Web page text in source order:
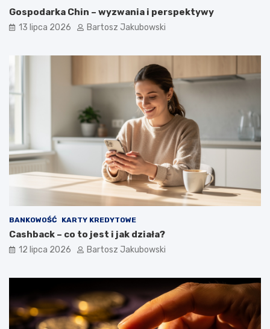
Gospodarka Chin – wyzwania i perspektywy
13 lipca 2026 Bartosz Jakubowski
BANKOWOŚĆ KARTY KREDYTOWE
Cashback – co to jest i jak działa?
12 lipca 2026 Bartosz Jakubowski